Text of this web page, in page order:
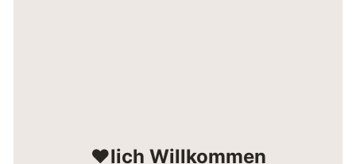
❤lich Willkommen